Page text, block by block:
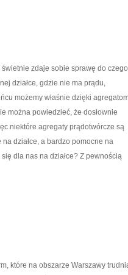
zdaje sobie sprawę do czego
działce, gdzie nie ma prądu,
możemy właśnie dzięki
można powiedzieć, że dosłownie
niektóre agregaty prądotwórcze są
działce, a bardzo pomocne na
dla nas na działce? Z pewnością
które na obszarze Warszawy